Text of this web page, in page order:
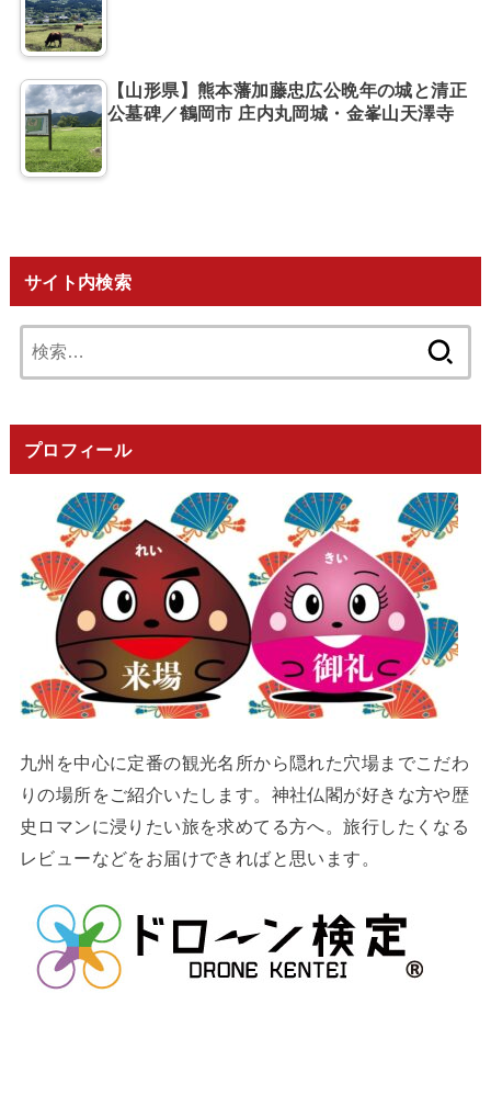
【山形県】熊本藩加藤忠広公晩年の城と清正
公墓碑／鶴岡市 庄内丸岡城・金峯山天澤寺
サイト内検索
索:
プロフィール
九州を中心に定番の観光名所から隠れた穴場までこだわ
りの場所をご紹介いたします。神社仏閣が好きな方や歴
史ロマンに浸りたい旅を求めてる方へ。旅行したくなる
レビューなどをお届けできればと思います。